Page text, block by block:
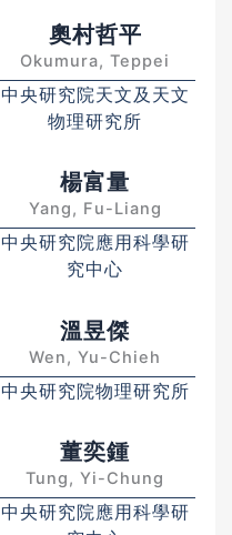
奧村哲平
Okumura, Teppei
中央研究院天文及天文
物理研究所
楊富量
Yang, Fu-Liang
中央研究院應用科學研
究中心
溫昱傑
Wen, Yu-Chieh
中央研究院物理研究所
董奕鍾
Tung, Yi-Chung
中央研究院應用科學研